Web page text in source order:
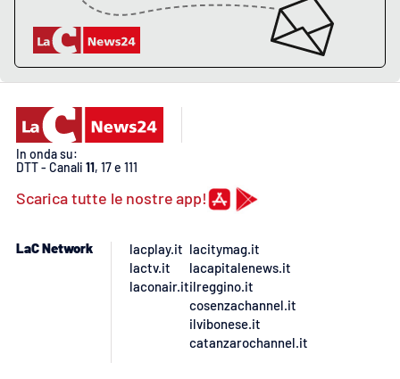
In onda su:
DTT - Canali 11, 17 e 111
Scarica tutte le nostre app!
LaC Network
lacplay.it
lactv.it
laconair.it
lacitymag.it
lacapitalenews.it
ilreggino.it
cosenzachannel.it
ilvibonese.it
catanzarochannel.it